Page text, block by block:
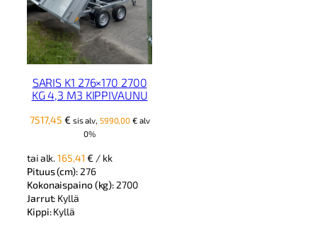
SARIS K1 276×170 2700
KG 4,3 M3 KIPPIVAUNU
7517,45 € sis alv, 5990,00€alv
0%
tai alk.165,41€ / kk
Pituus (cm): 276
Kokonaispaino (kg): 2700
Jarrut: Kyllä
Kippi:Kyllä